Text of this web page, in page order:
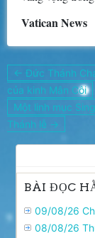
Vatican News
Điều
hướng
bài
viết
← Đức Thánh
của kinh Mân Côi
Một linh mục
Thánh lễ →
BÀI ĐỌC
09/08/26
08/08/26